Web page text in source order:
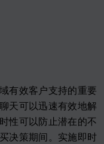
有效客户支持的重要
天可以迅速有效地解
性可以防止潜在的不
决策期间。实施即时